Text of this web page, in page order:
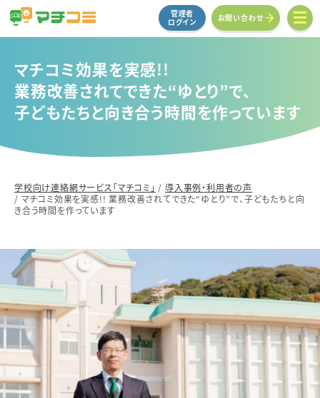
管理者
ログイン
お問い合わせ
マチコミ効果を実感!!
業務改善されてできた“ゆとり”で、
子どもたちと向き合う時間を作っています
学校向け連絡網サービス「マチコミ」 / 導入事例・利用者の声
/ マチコミ効果を実感!! 業務改善されてできた“ゆとり”で、子どもたちと向
き合う時間を作っています